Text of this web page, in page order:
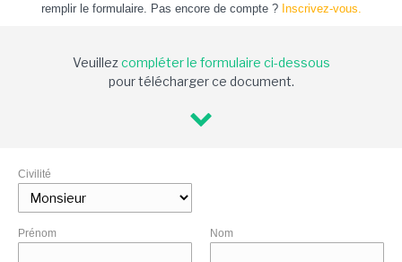
remplir le formulaire. Pas encore de compte ? Inscrivez-vous.
Veuillezcompléter le formulaire ci-dessous
pour télécharger ce document.
Civilité
Prénom Nom